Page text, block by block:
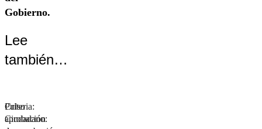
Gobierno.
Lee
también…
Pulso
Ciudadano:
Criteria:
aprobación